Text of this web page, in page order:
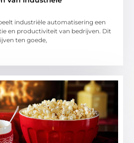
industriële automatisering een
en productiviteit van bedrijven. Dit
ten goede,